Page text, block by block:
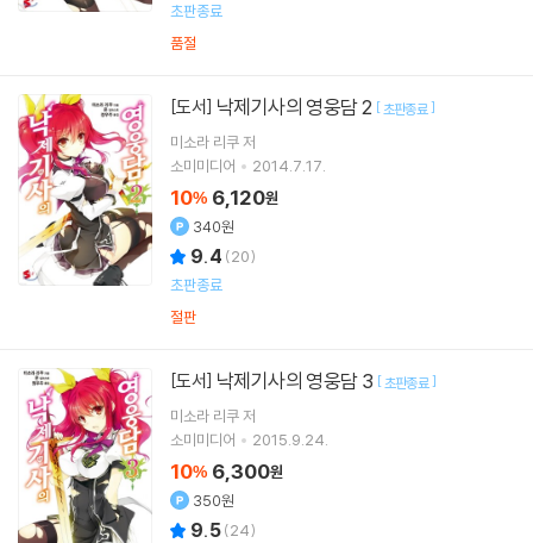
초판종료
품절
[도서] 낙제기사의 영웅담 2 [초판종료]
미소라 리쿠저
소미미디어
2014.7.17.
10% 6,120원
340원
9.4 (20)
초판종료
절판
[도서] 낙제기사의 영웅담 3 [초판종료]
미소라 리쿠저
소미미디어
2015.9.24.
10% 6,300원
350원
9.5(24)